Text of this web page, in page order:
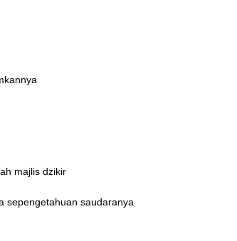
majlis dzikir
sepengetahuan saudaranya